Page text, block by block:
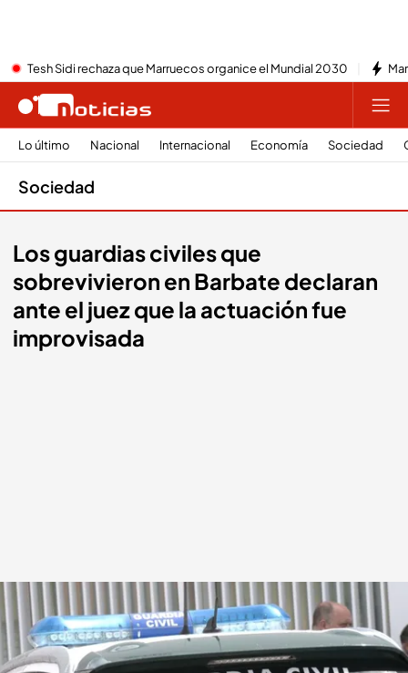
Tesh Sidi rechaza que Marruecos organice el Mundial 2030
Lo último Nacional Internacional Economía Sociedad
Sociedad
Los guardias civiles que
sobrevivieron en Barbate declaran
ante el juez que la actuación fue
improvisada
Los cuatro civiles que sobrevivieron al ataque en Barbate declaran ante el
juez
Redacción digital Noticias Cuatro Agencia EFE